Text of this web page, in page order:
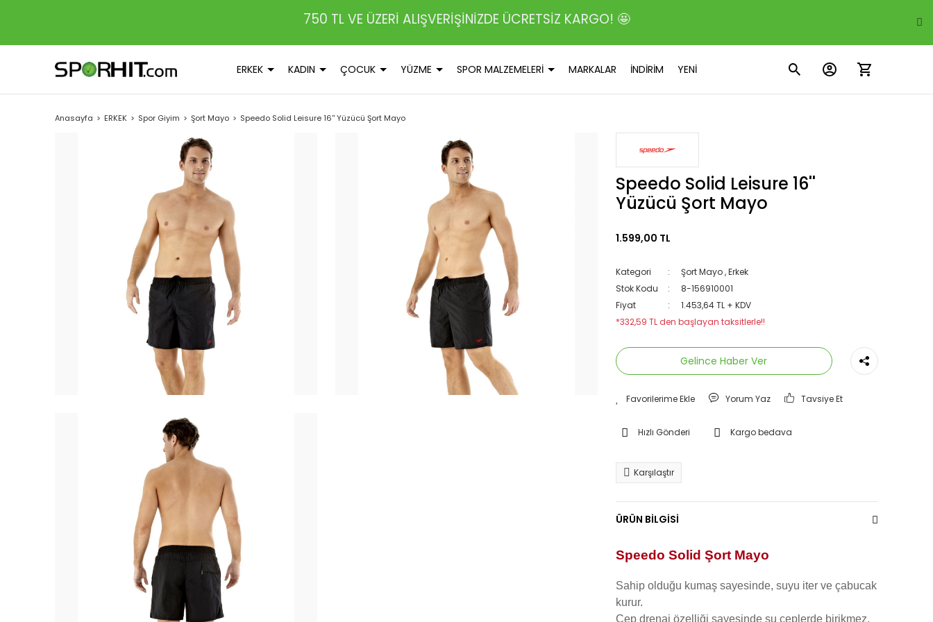
750 TL VE ÜZERİ ALIŞVERİŞİNİZDE ÜCRETSİZ KARGO! 🤩
ERKEK KADIN ÇOCUK YÜZME SPOR MALZEMELERİ MARKALAR İNDİRİM YENİ
Anasayfa ERKEK Spor Giyim Şort Mayo Speedo Solid Leisure 16'' Yüzücü Şort Mayo
Speedo Solid Leisure 16''
Yüzücü Şort Mayo
1.599,00 TL
Kategori Şort Mayo ,Erkek
Stok Kodu
8-156910001
Fiyat
1.453,64 TL + KDV
*332,59 TL den başlayan taksitlerle!!
Gelince Haber Ver
Yorum Yaz Tavsiye Et
Hızlı Gönderi Kargo bedava
Karşılaştır
ÜRÜN BİLGİSİ
Speedo Solid Şort Mayo
Sahip olduğu kumaş sayesinde, suyu iter ve çabucak
kurur.
Cep drenaj özelliği sayesinde su ceplerde birikmez,